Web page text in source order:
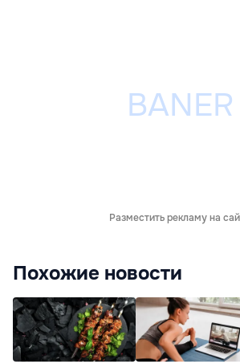
Разместить рекламу на
Похожие новости